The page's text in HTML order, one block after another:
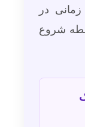
در
شروع